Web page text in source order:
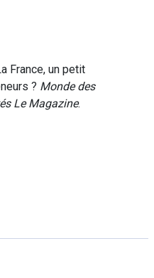
France, un petit
? Monde des
Le Magazine.